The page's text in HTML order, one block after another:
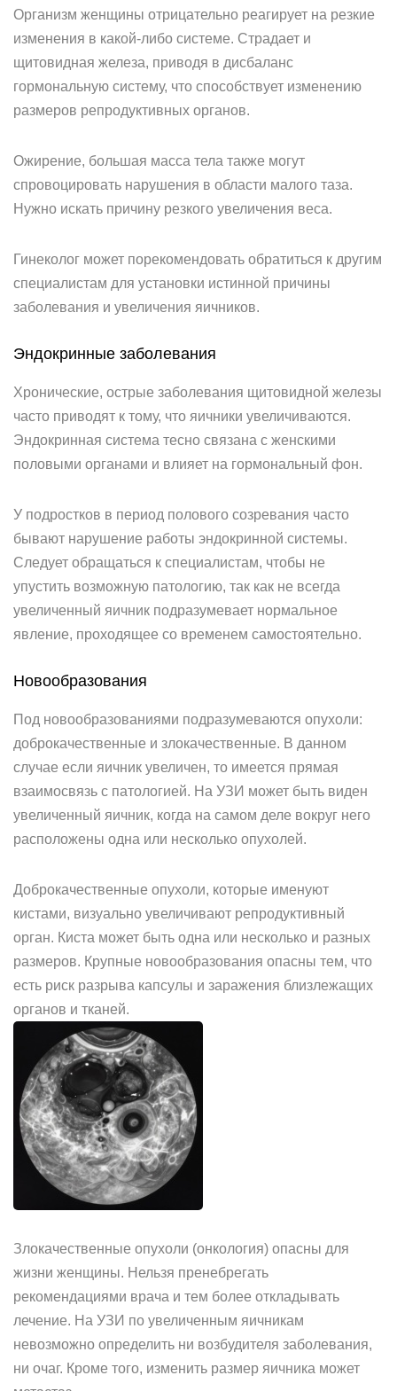
Организм женщины отрицательно реагирует на резкие
изменения в какой-либо системе. Страдает и
щитовидная железа, приводя в дисбаланс
гормональную систему, что способствует изменению
размеров репродуктивных органов.
Ожирение, большая масса тела также могут
спровоцировать нарушения в области малого таза.
Нужно искать причину резкого увеличения веса.
Гинеколог может порекомендовать обратиться к другим
специалистам для установки истинной причины
заболевания и увеличения яичников.
Эндокринные заболевания
Хронические, острые заболевания щитовидной железы
часто приводят к тому, что яичники увеличиваются.
Эндокринная система тесно связана с женскими
половыми органами и влияет на гормональный фон.
У подростков в период полового созревания часто
бывают нарушение работы эндокринной системы.
Следует обращаться к специалистам, чтобы не
упустить возможную патологию, так как не всегда
увеличенный яичник подразумевает нормальное
явление, проходящее со временем самостоятельно.
Новообразования
Под новообразованиями подразумеваются опухоли:
доброкачественные и злокачественные. В данном
случае если яичник увеличен, то имеется прямая
взаимосвязь с патологией. На УЗИ может быть виден
увеличенный яичник, когда на самом деле вокруг него
расположены одна или несколько опухолей.
Доброкачественные опухоли, которые именуют
кистами, визуально увеличивают репродуктивный
орган. Киста может быть одна или несколько и разных
размеров. Крупные новообразования опасны тем, что
есть риск разрыва капсулы и заражения близлежащих
органов и тканей.
Злокачественные опухоли (онкология) опасны для
жизни женщины. Нельзя пренебрегать
рекомендациями врача и тем более откладывать
лечение. На УЗИ по увеличенным яичникам
невозможно определить ни возбудителя заболевания,
ни очаг. Кроме того, изменить размер яичника может